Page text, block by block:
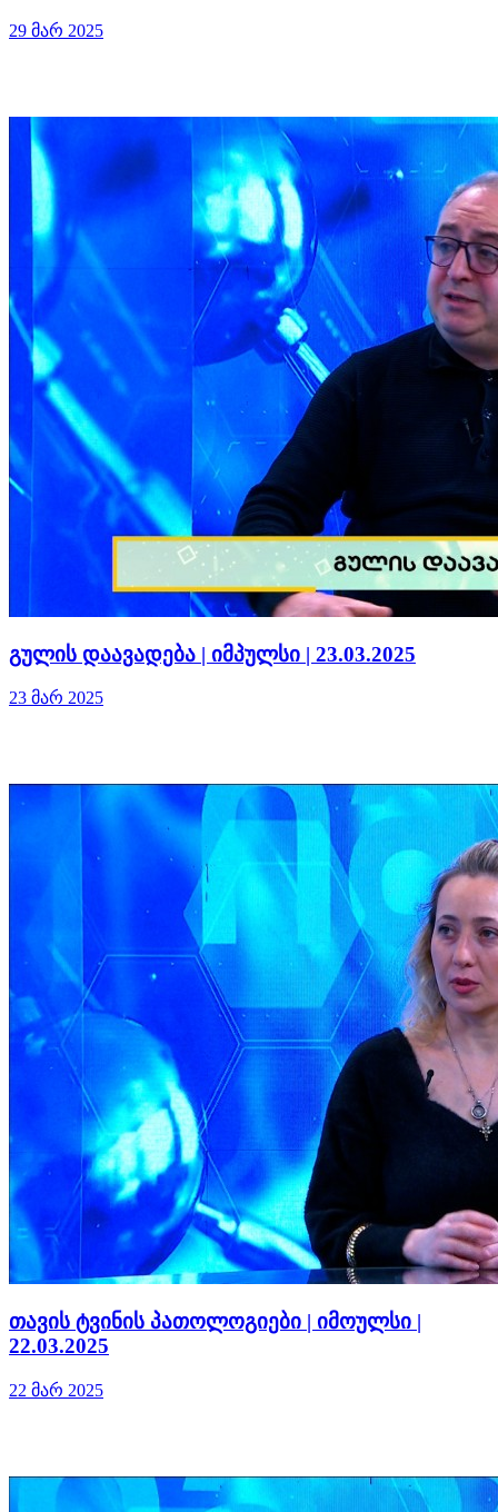
29 მარ 2025
გულის დაავადება | იმპულსი | 23.03.2025
23 მარ 2025
თავის ტვინის პათოლოგიები | იმოულსი |
22.03.2025
22 მარ 2025